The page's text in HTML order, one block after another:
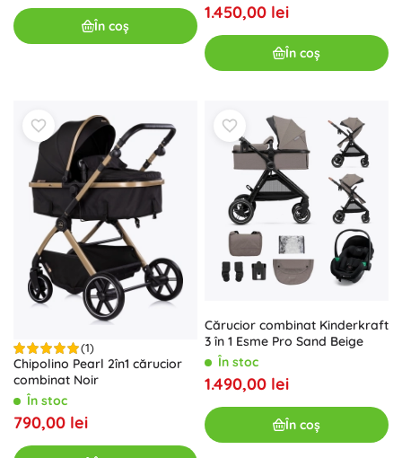
În coș
1.450,00 lei
În coș
(1)
Chipolino Pearl 2în1 cărucior
combinat Noir
În stoc
790,00 lei
Cărucior combinat Kinderkraft
3 în 1 Esme Pro Sand Beige
În stoc
1.490,00 lei
În coș